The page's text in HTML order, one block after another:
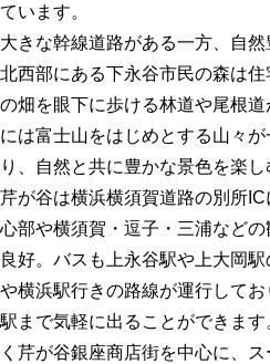
ています。
大きな幹線道路がある一方、自然
北西部にある下永谷市民の森は
の畑を眼下に歩ける林道や尾根道
には富士山をはじめとする山々
り、自然と共に豊かな景色を楽し
芹が谷は横浜横須賀道路の別所
心部や横須賀・逗子・三浦など
良好。バスも上永谷駅や上大岡
や横浜駅行きの路線が運行して
駅まで気軽に出ることができま
く芹が谷銀座商店街を中心に、